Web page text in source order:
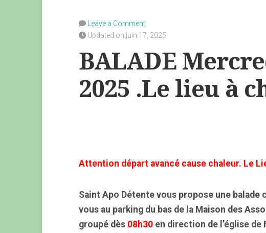
Leave a Comment
Updated on juin 17, 2025
BALADE
2025 .Le lieu à
Attention départ avancé cause chaleur. Le
Saint Apo Détente vous propose une balade
vous au parking du bas de la Maison des
groupé dès 08h30 en direction de l’église